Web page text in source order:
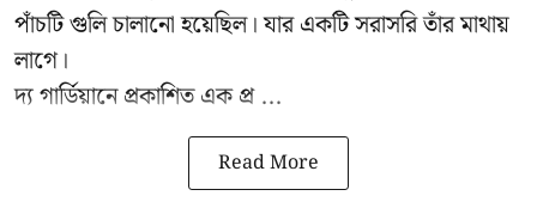
পাঁচটি গুলি চালানো হয়েছিল। যার একটি সরাসরি তাঁর মাথায়
লাগে।
দ্য গার্ডিয়ানে প্রকাশিত এক প্র ...
Read More